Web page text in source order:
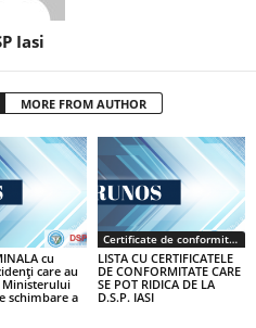
Iasi
MORE FROM AUTHOR
cu
care au
schimbare a
Certificate de conformitate
LISTA CU CERTIFICATELE
DE CONFORMITATE CARE
SE POT RIDICA DE LA
D.S.P. IASI